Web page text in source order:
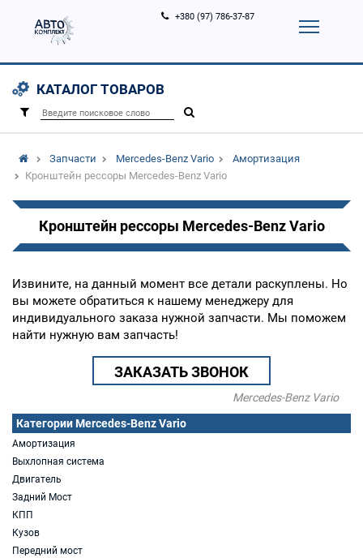
0)
Услуги
+380 (97) 786-37-87
КАТАЛОГ ТОВАРОВ
Запчасти Mercedes-Benz Vario
Амортизация
Кронштейн рессоры Mercedes-Benz Vario
Кронштейн рессоры Mercedes-Benz Vario
Категории Mercedes-Benz Vario
Амортизация
Выхлопная система
Двигатель
Задний Мост
КПП
Кузов
Передний мост
Извините, на данный момент все детали раскуплены. Но
вы можете обратиться к нашему менеджеру для
индивидуального заказа нужной запчасти. Мы поможем
найти нужную вам запчасть!
ЗАКАЗАТЬ ЗВОНОК
Mercedes-Benz Vario